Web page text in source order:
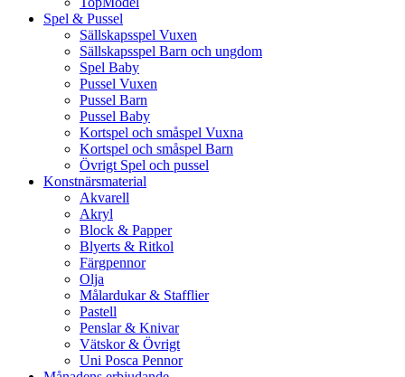
Spel & Pussel
Sällskapsspel Vuxen
Sällskapsspel Barn och ungdom
Spel Baby
Pussel Vuxen
Pussel Barn
Pussel Baby
Kortspel och småspel Vuxna
Kortspel och småspel Barn
Övrigt Spel och pussel
Konstnärsmaterial
Akvarell
Akryl
Block & Papper
Blyerts & Ritkol
Färgpennor
Olja
Målardukar & Stafflier
Pastell
Penslar & Knivar
Vätskor & Övrigt
Uni Posca Pennor